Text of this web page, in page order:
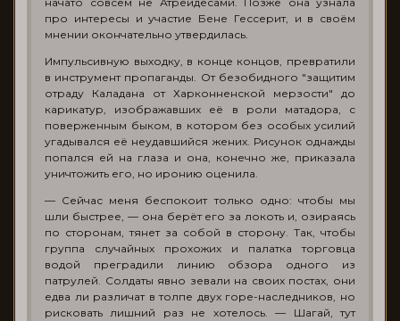
про интересы и участие Бене Гессерит, и в своём
мнении окончательно утвердилась.
Импульсивную выходку, в конце концов, превратили
в инструмент пропаганды. От безобидного "защитим
отраду Каладана от Харконненской мерзости" до
карикатур, изображавших её в роли матадора, с
поверженным быком, в котором без особых усилий
угадывался её неудавшийся жених. Рисунок однажды
попался ей на глаза и она, конечно же, приказала
уничтожить его, но иронию оценила.
— Сейчас меня беспокоит только одно: чтобы мы
шли быстрее, — она берёт его за локоть и, озираясь
по сторонам, тянет за собой в сторону. Так, чтобы
группа случайных прохожих и палатка торговца
водой преградили линию обзора одного из
патрулей. Солдаты явно зевали на своих постах, они
едва ли различат в толпе двух горе-наследников, но
рисковать лишний раз не хотелось. — Шагай, тут